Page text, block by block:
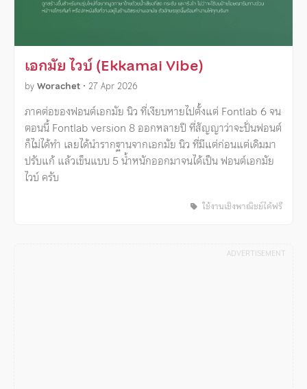
เอกมัย ไวบ์ (Ekkamai Vibe)
byWorachet • 27 Apr 2026
ภาคต่อของฟอนต์เอกมัย นิว ที่เงียบหายไปตั้งแต่ Fontlab 6 จน
ตอนนี้ Fontlab version 8 ออกหลายปี ที่สัญญาว่าจะปั่นฟอนต์
ก็ไม่ได้ทำ เลยได้นำรากฐานจากเอกมัย นิว ที่มีแต่ก่อนแต่เดิมมา
ปรับแก้ แล้วเข็นแบบ 5 น้ำหนักออกมาจนได้เป็น ฟอนต์เอกมัย
ไวบ์ ครับ
ใช้งานเชิงพาณิชย์ได้ฟรี